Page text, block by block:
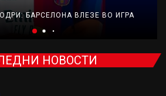
БАРСЕЛОНА ВЛЕЗЕ ВО ИГРА
НОВОСТИ